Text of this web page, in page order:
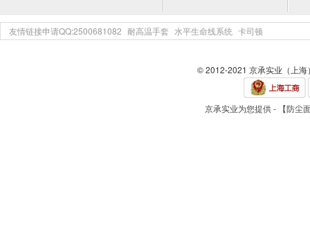
友情链接申请QQ:2500681082 耐高温手套 水平生命线系统 卡司顿
© 2012-2021 京承实业（上
京承实业为您提供 - 【防尘